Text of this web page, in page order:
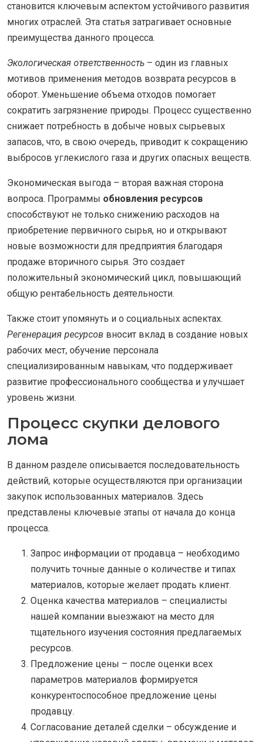
становится ключевым аспектом устойчивого развития
многих отраслей. Эта статья затрагивает основные
преимущества данного процесса.
Экологическая ответственность – один из главных
мотивов применения методов возврата ресурсов в
оборот. Уменьшение объема отходов помогает
сократить загрязнение природы. Процесс существенно
снижает потребность в добыче новых сырьевых
запасов, что, в свою очередь, приводит к сокращению
выбросов углекислого газа и других опасных веществ.
Экономическая выгода – вторая важная сторона
вопроса. Программы обновления ресурсов
способствуют не только снижению расходов на
приобретение первичного сырья, но и открывают
новые возможности для предприятия благодаря
продаже вторичного сырья. Это создает
положительный экономический цикл, повышающий
общую рентабельность деятельности.
Также стоит упомянуть и о социальных аспектах.
Регенерация ресурсов вносит вклад в создание новых
рабочих мест, обучение персонала
специализированным навыкам, что поддерживает
развитие профессионального сообщества и улучшает
уровень жизни.
Процесс скупки делового
лома
В данном разделе описывается последовательность
действий, которые осуществляются при организации
закупок использованных материалов. Здесь
представлены ключевые этапы от начала до конца
процесса.
Запрос информации от продавца – необходимо
получить точные данные о количестве и типах
материалов, которые желает продать клиент.
Оценка качества материалов – специалисты
нашей компании выезжают на место для
тщательного изучения состояния предлагаемых
ресурсов.
Предложение цены – после оценки всех
параметров материалов формируется
конкурентоспособное предложение цены
продавцу.
Согласование деталей сделки – обсуждение и